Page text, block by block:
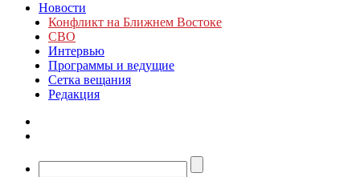
Новости
Конфликт на Ближнем Востоке
СВО
Интервью
Программы и ведущие
Сетка вещания
Редакция